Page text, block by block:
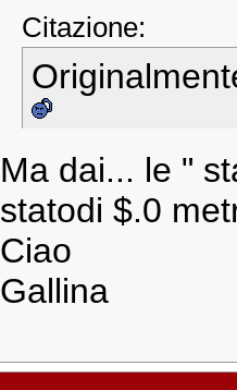
Citazione:
Ma dai... le "
statodi $.0
Ciao
Gallina